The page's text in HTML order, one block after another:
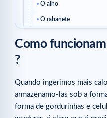
O alho
O rabanete
O gengibre
A toranja
O manjericão
Como
?
Quando ingerimos mais
armazenamo-las sob a
forma de gordurinhas e